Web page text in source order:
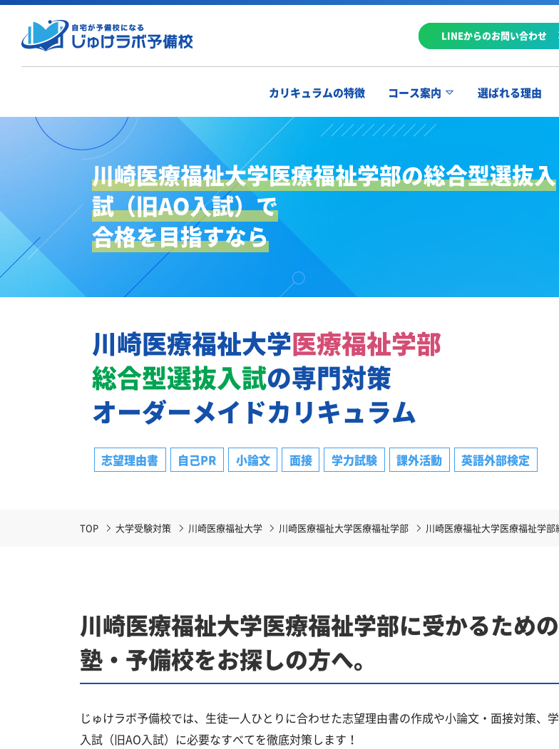
LINEからのお問い合わせ
カリキュラムの特徴 コース案内 選ばれる理由
川崎医療福祉大学医療福祉学部の総合型選抜入
試（旧AO入試）で
合格を目指すなら
川崎医療福祉大学医療福祉学部
総合型選抜入試の専門対策
オーダーメイドカリキュラム
志望理由書 自己PR 小論文 面接 学力試験 課外活動 英語外部検定
TOP 大学受験対策 川崎医療福祉大学 川崎医療福祉大学医療福祉学部 川崎医療福祉大学医療福祉学部
川崎医療福祉大学医療福祉学部に受かるため
塾・予備校をお探しの方へ。
じゅけラボ予備校では、生徒一人ひとりに合わせた志望理由書の作成や小論文・面接対策
入試（旧AO入試）に必要なすべてを徹底対策します！